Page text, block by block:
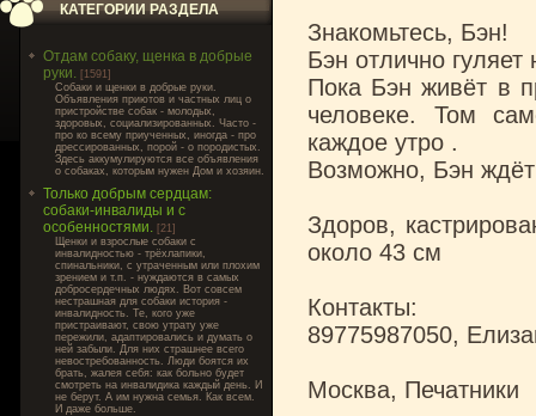
КАТЕГОРИИ РАЗДЕЛА
Отдам собаку, щенка в добрые
руки. [1591]
Cобаки и щенки в добрые руки.
Объявления приютов и частных лиц о
пристройстве собак - молодых,
здоровых, социализированных. Часто -
про ко всему приученных, иногда - про
дрессированных, порой - о породистых.
Здесь аккумулируются все объявления
о собаках, которым нужен Дом и хозяин.
Только добрым сердцам:
собаки-инвалиды и с
особенностями. [21]
Щенки и взрослые собаки с
инвалидностью - трёхлапики,
спинальники, с утраченным или плохим
зрением и т.п. - нуждаются в самых
добросердечных людях. Вот совсем
нестрашная для собаки история -
инвалидность. Те, кого уже
пристраивают, свою утрату уже
пережили, адаптировались и думать о
ней забыли. Для них страшнее всего
невостребованность. Люди боятся их
брать, жалея себя: как больно будет
смотреть на инвалидика каждый день. И
не берут. А им нужна семья. Как всем.
И даже больше.
Знакомьтесь, Бэн!
Бэн отлично
Пока Бэн живёт в
человеке. Том
каждое утро .
Возможно, Бэн
Здоров,
около 43 см
Контакты:
89775987050,
Москва, Печатники